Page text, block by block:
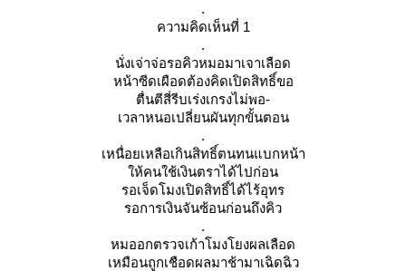
.
ความคิดเห็นที่ 1
.
นั่งเจ่าจ่อรอคิวหมอมาเจาเลือด
หน้าซีดเผือดต้องคิดเปิดสิทธิ์ขอ
ตื่นตีสี่รีบเร่งเกรงไม่พอ-
เวลาหนอเปลี่ยนผันทุกขั้นตอน
.
เหนื่อยเหลือเกินสิทธิ์ตนทนแบกหน้า
ห้คนใช้เงินตราได้ไปก่อน
รอเจ็ดโมงเปิดสิทธิ์ได้ไร้อุทร
รอการเงินจันซ้อนก่อนถึงคิว
.
หมออกตรวจเก้าโมงโยงผลเลือด
เหมือนถูกเชือดผลมาช้ามาเฉิดฉิว